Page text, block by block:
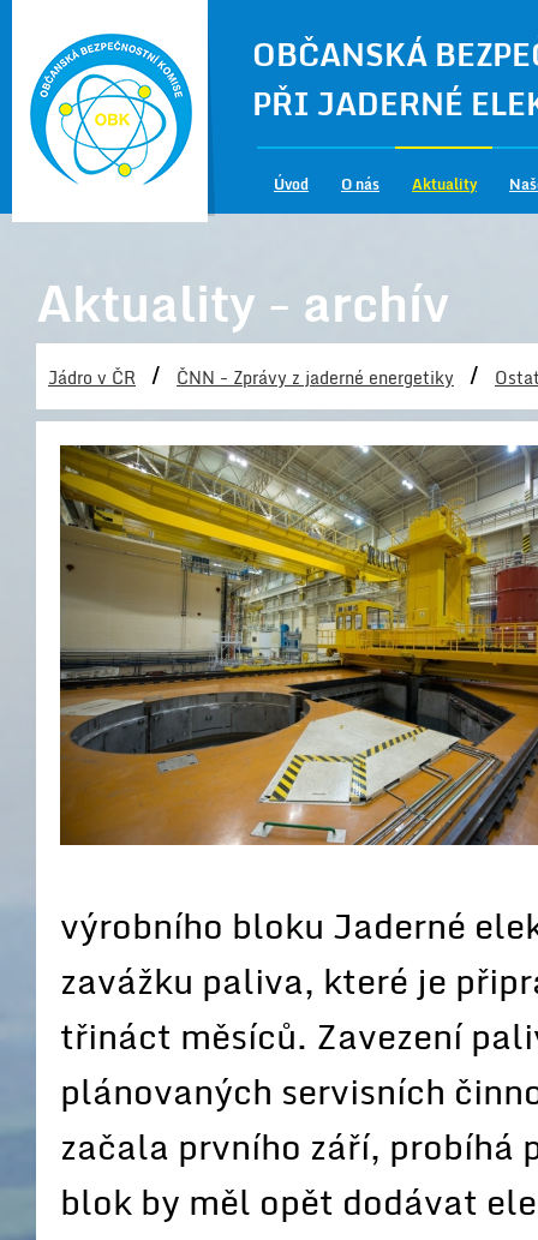
OBČANSKÁ
PŘI JADERNÉ
Úvod O nás Aktuality
Aktuality - archív
Jádro v ČR / ČNN - Zprávy z jaderné energetiky /
výrobního bloku Jaderné
zavážku paliva, které je
třináct měsíců. Zavezení
plánovaných servisních
začala prvního září, probíhá
blok by měl opět dodávat